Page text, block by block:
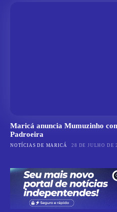
Maricá anuncia Mumuzinho
Padroeira
NOTÍCIAS DE MARICÁ 28 DE JULHO DE